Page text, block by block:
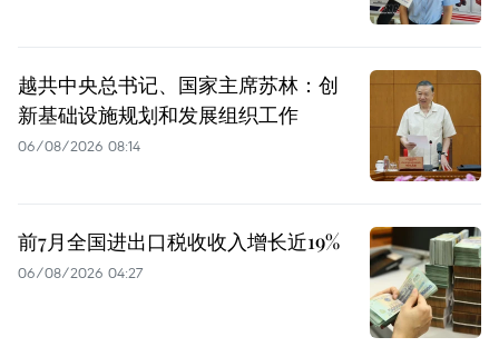
越共中央总书记、国家主席苏林：创
新基础设施规划和发展组织工作
06/08/2026 08:14
前7月全国进出口税收收入增长近19%
06/08/2026 04:27